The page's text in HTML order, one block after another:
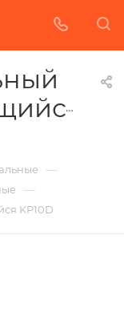
—
—
KP10D